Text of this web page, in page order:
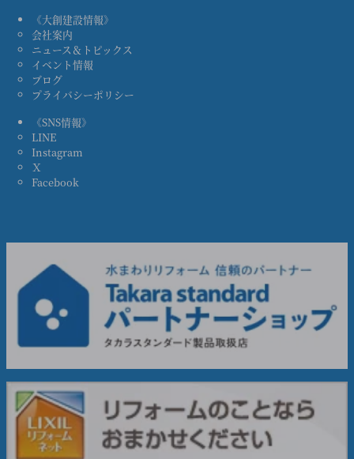
《大創建設情報》
会社案内
ニュース＆トピックス
イベント情報
ブログ
プライバシーポリシー
《SNS情報》
LINE
Instagram
Ｘ
Facebook